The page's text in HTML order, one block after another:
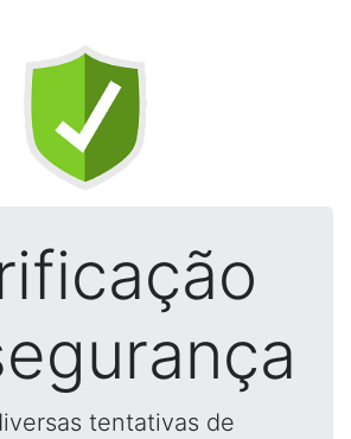
tentativas de